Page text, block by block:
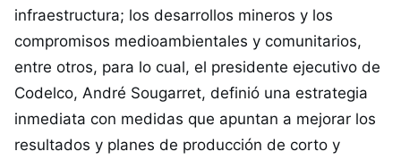
infraestructura; los desarrollos mineros y los
compromisos medioambientales y comunitarios,
entre otros, para lo cual, el presidente ejecutivo de
Codelco, André Sougarret, definió una estrategia
inmediata con medidas que apuntan a mejorar los
resultados y planes de producción de corto y